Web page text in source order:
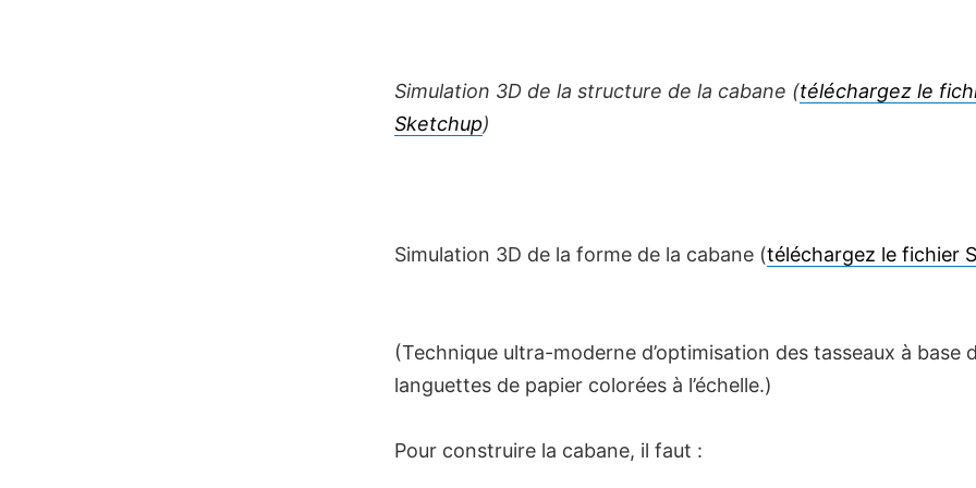
Simulation 3D de la structure de la cabane (téléchargez le
Sketchup)
Simulation 3D de la forme de la cabane (téléchargez le fichier
(Technique ultra-moderne d’optimisation des tasseaux à base
languettes de papier colorées à l’échelle.)
Pour construire la cabane, il faut :